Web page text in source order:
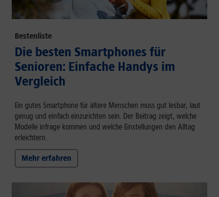
Bestenliste
Die besten Smartphones für
Senioren: Einfache Handys im
Vergleich
Ein gutes Smartphone für ältere Menschen muss gut lesbar, laut
genug und einfach einzurichten sein. Der Beitrag zeigt, welche
Modelle infrage kommen und welche Einstellungen den Alltag
erleichtern.
Mehr erfahren